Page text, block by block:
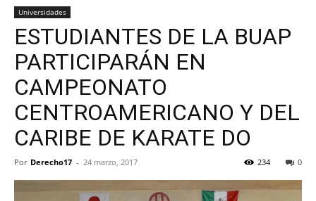
Universidades
ESTUDIANTES DE LA BUAP
PARTICIPARÁN EN
CAMPEONATO
CENTROAMERICANO Y DEL
CARIBE DE KARATE DO
Por Derecho17 - 24 marzo, 2017 0
234